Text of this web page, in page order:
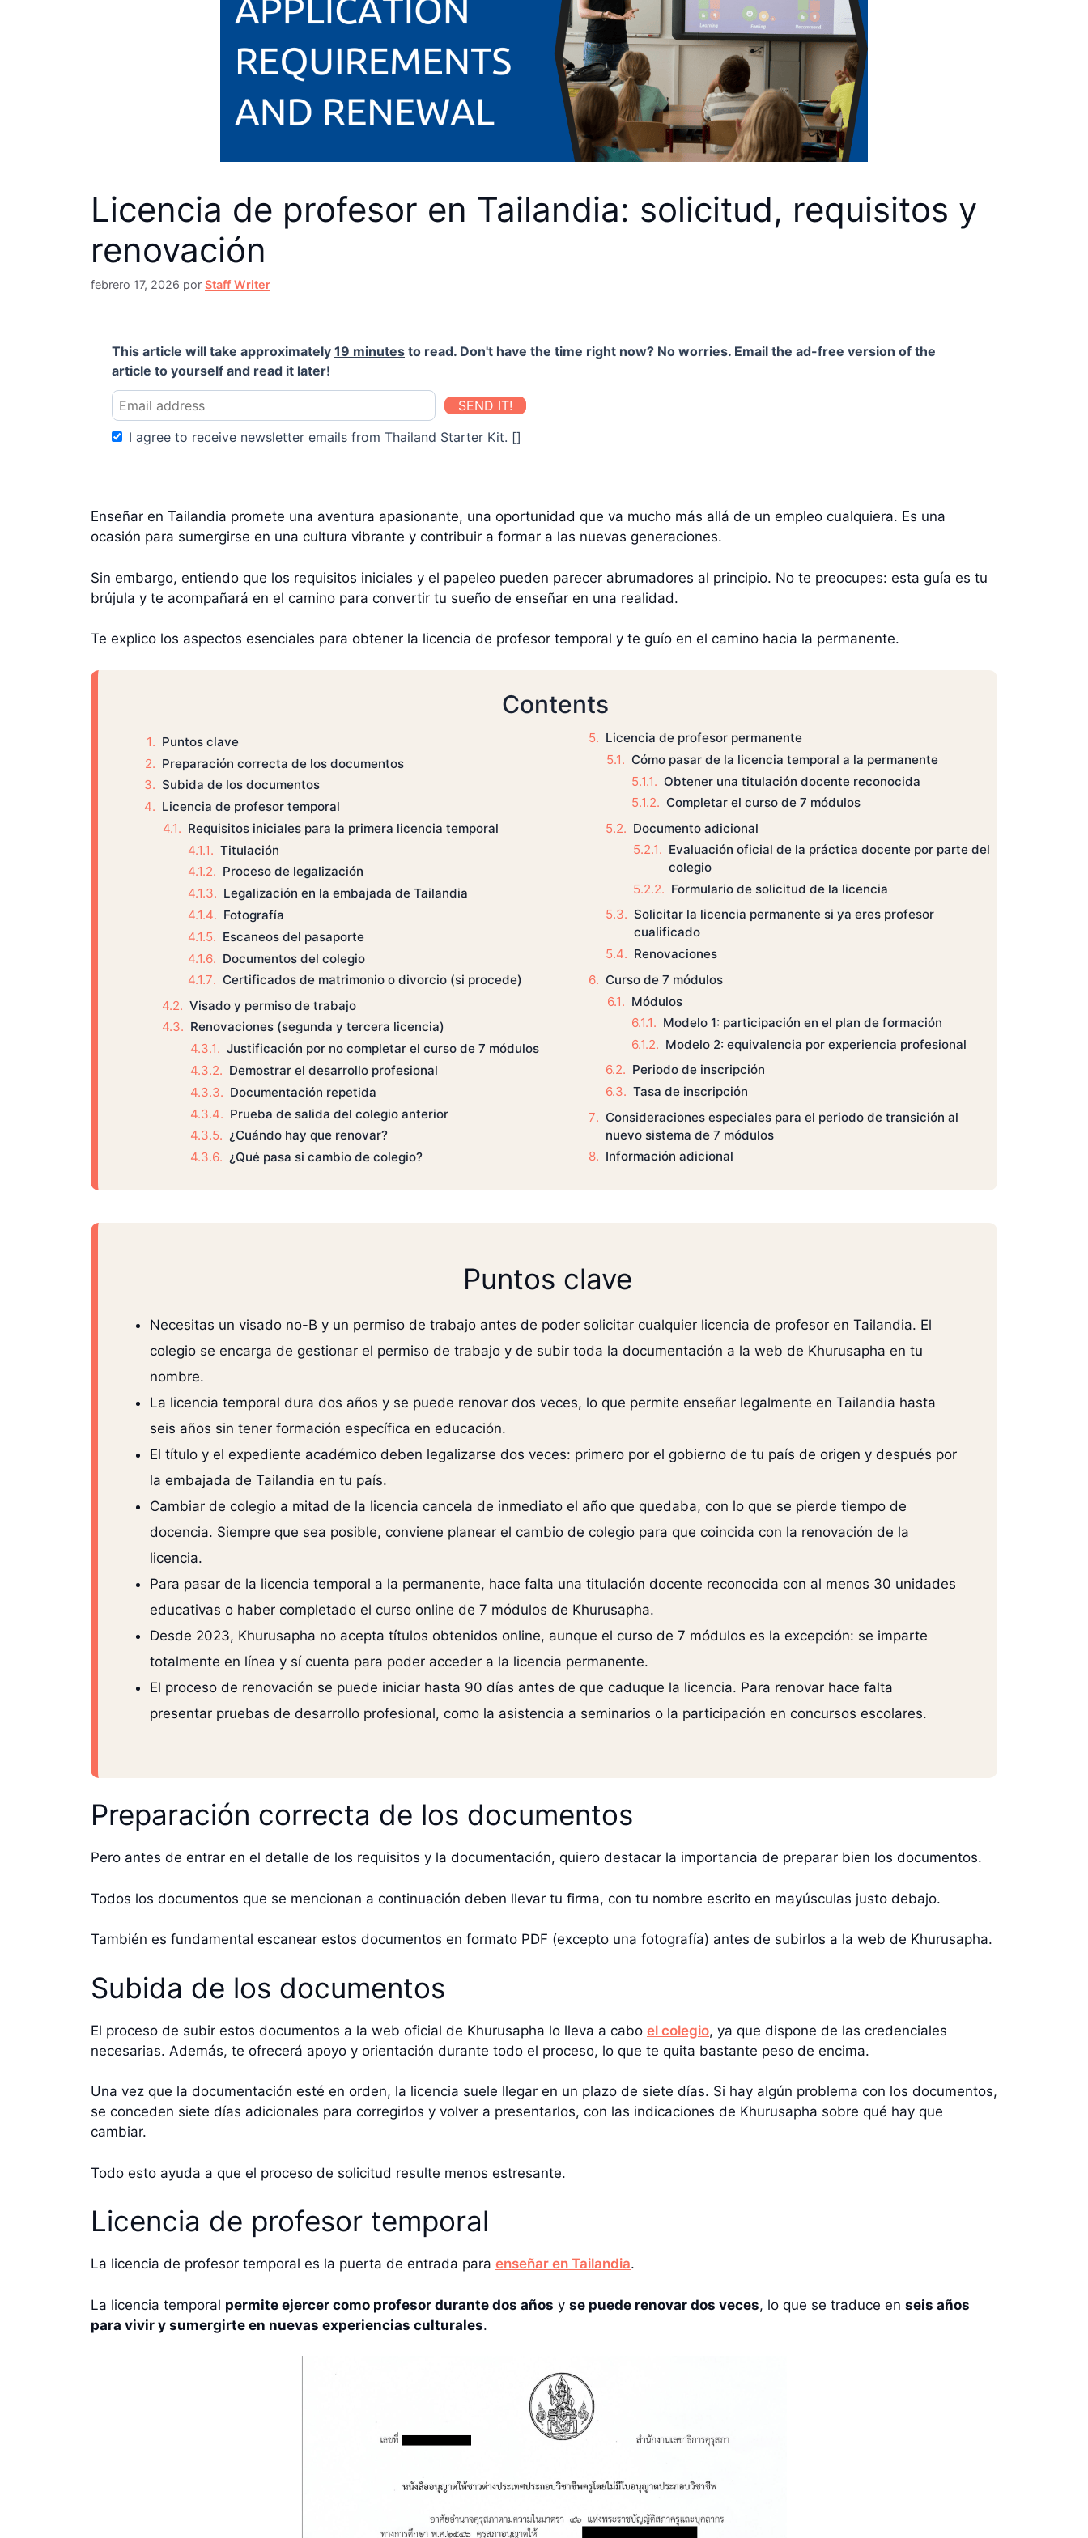
Licencia de profesor en Tailandia: solicitud, requisitos y
renovación
febrero 17, 2026 por Staff Writer
This article will take approximately 19 minutes to read. Don't have the time right now? No worries. Email the ad-free version of the
article to yourself and read it later!
SEND IT!
I agree to receive newsletter emails from Thailand Starter Kit. []
Enseñar en Tailandia promete una aventura apasionante, una oportunidad que va mucho más allá de un empleo cualquiera. Es una
ocasión para sumergirse en una cultura vibrante y contribuir a formar a las nuevas generaciones.
Sin embargo, entiendo que los requisitos iniciales y el papeleo pueden parecer abrumadores al principio. No te preocupes: esta guía es tu
brújula y te acompañará en el camino para convertir tu sueño de enseñar en una realidad.
Te explico los aspectos esenciales para obtener la licencia de profesor temporal y te guío en el camino hacia la permanente.
Contents
Puntos clave
Preparación correcta de los documentos
Subida de los documentos
Licencia de profesor temporal
Requisitos iniciales para la primera licencia temporal
Titulación
Proceso de legalización
Legalización en la embajada de Tailandia
Fotografía
Escaneos del pasaporte
Documentos del colegio
Certificados de matrimonio o divorcio (si procede)
Visado y permiso de trabajo
Renovaciones (segunda y tercera licencia)
Justificación por no completar el curso de 7 módulos
Demostrar el desarrollo profesional
Documentación repetida
Prueba de salida del colegio anterior
¿Cuándo hay que renovar?
¿Qué pasa si cambio de colegio?
Licencia de profesor permanente
Cómo pasar de la licencia temporal a la permanente
Obtener una titulación docente reconocida
Completar el curso de 7 módulos
Documento adicional
Evaluación oficial de la práctica docente por parte del
colegio
Formulario de solicitud de la licencia
Solicitar la licencia permanente si ya eres profesor
cualificado
Renovaciones
Curso de 7 módulos
Módulos
Modelo 1: participación en el plan de formación
Modelo 2: equivalencia por experiencia profesional
Periodo de inscripción
Tasa de inscripción
Consideraciones especiales para el periodo de transición al
nuevo sistema de 7 módulos
Información adicional
Puntos clave
Necesitas un visado no-B y un permiso de trabajo antes de poder solicitar cualquier licencia de profesor en Tailandia. El
colegio se encarga de gestionar el permiso de trabajo y de subir toda la documentación a la web de Khurusapha en tu
nombre.
La licencia temporal dura dos años y se puede renovar dos veces, lo que permite enseñar legalmente en Tailandia hasta
seis años sin tener formación específica en educación.
El título y el expediente académico deben legalizarse dos veces: primero por el gobierno de tu país de origen y después por
la embajada de Tailandia en tu país.
Cambiar de colegio a mitad de la licencia cancela de inmediato el año que quedaba, con lo que se pierde tiempo de
docencia. Siempre que sea posible, conviene planear el cambio de colegio para que coincida con la renovación de la
licencia.
Para pasar de la licencia temporal a la permanente, hace falta una titulación docente reconocida con al menos 30 unidades
educativas o haber completado el curso online de 7 módulos de Khurusapha.
Desde 2023, Khurusapha no acepta títulos obtenidos online, aunque el curso de 7 módulos es la excepción: se imparte
totalmente en línea y sí cuenta para poder acceder a la licencia permanente.
El proceso de renovación se puede iniciar hasta 90 días antes de que caduque la licencia. Para renovar hace falta
presentar pruebas de desarrollo profesional, como la asistencia a seminarios o la participación en concursos escolares.
Preparación correcta de los documentos
Pero antes de entrar en el detalle de los requisitos y la documentación, quiero destacar la importancia de preparar bien los documentos.
Todos los documentos que se mencionan a continuación deben llevar tu firma, con tu nombre escrito en mayúsculas justo debajo.
También es fundamental escanear estos documentos en formato PDF (excepto una fotografía) antes de subirlos a la web de Khurusapha.
Subida de los documentos
El proceso de subir estos documentos a la web oficial de Khurusapha lo lleva a cabo el colegio, ya que dispone de las credenciales
necesarias. Además, te ofrecerá apoyo y orientación durante todo el proceso, lo que te quita bastante peso de encima.
Una vez que la documentación esté en orden, la licencia suele llegar en un plazo de siete días. Si hay algún problema con los documentos,
se conceden siete días adicionales para corregirlos y volver a presentarlos, con las indicaciones de Khurusapha sobre qué hay que
cambiar.
Todo esto ayuda a que el proceso de solicitud resulte menos estresante.
Licencia de profesor temporal
La licencia de profesor temporal es la puerta de entrada para enseñar en Tailandia.
La licencia temporal permite ejercer como profesor durante dos años y se puede renovar dos veces, lo que se traduce en seis años
para vivir y sumergirte en nuevas experiencias culturales.